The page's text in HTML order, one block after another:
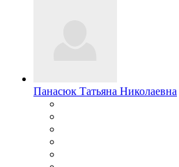
Панасюк Татьяна Николаевна